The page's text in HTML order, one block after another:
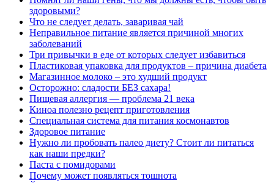
здоровыми?
Что не следует делать, заваривая чай
Неправильное питание является причиной многих
заболеваний
Три привычки в еде от которых следует избавиться
Пластиковая упаковка для продуктов – причина диабета
Магазинное молоко – это худший продукт
Осторожно: сладости БЕЗ сахара!
Пищевая аллергия — проблема 21 века
Киноа полезно рецепт приготовления
Специальная система для питания космонавтов
Здоровое питание
Нужно ли пробовать палео диету? Стоит ли питаться
как наши предки?
Паста с помидорами
Почему может появляться тошнота